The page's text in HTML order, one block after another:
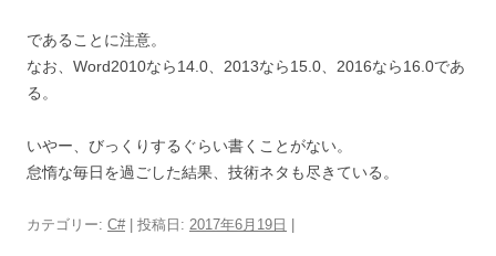
であることに注意。
なお、Word2010なら14.0、2013なら15.0、2016なら16.0であ
る。
いやー、びっくりするぐらい書くことがない。
怠惰な毎日を過ごした結果、技術ネタも尽きている。
カテゴリー: C#| 投稿日: 2017年6月19日